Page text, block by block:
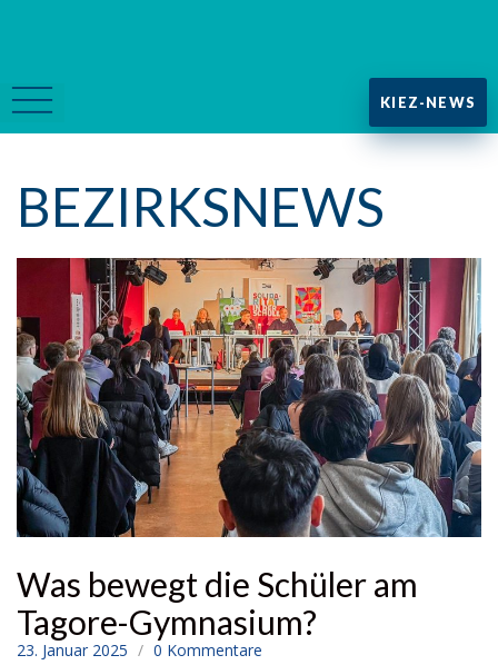
KIEZ-NEWS
BEZIRKSNEWS
Was bewegt die Schüler am
Tagore-Gymnasium?
23. Januar 2025 0 Kommentare